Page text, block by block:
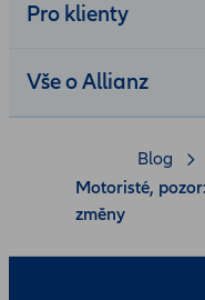
Pro klienty
Vše o Allianz
Blog
Motoristé,
změny